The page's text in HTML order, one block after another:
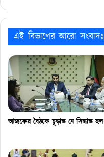
এই বিভাগের আরো সংবাদঃ
আজকের বৈঠকে চূড়ান্ত যে সিদ্ধান্ত হল